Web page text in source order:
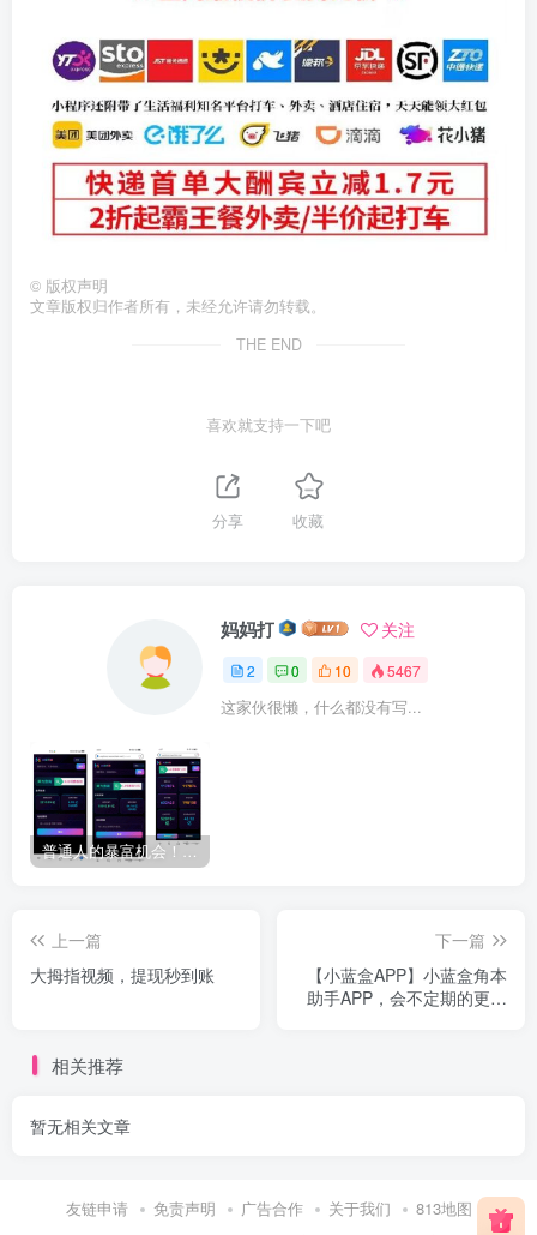
© 版权声明
文章版权归作者所有，未经允许请勿转载。
THE END
喜欢就支持一下吧
分享 收藏
妈妈打 关注
2 0 10 5467
这家伙很懒，什么都没有写...
普通人的暴富机会！MarsChain火星公链，零门槛挖矿，越挖越赚不踩坑！
上一篇
大拇指视频，提现秒到账
下一篇
【小蓝盒APP】小蓝盒角本
助手APP，会不定期的更新
相关推荐
暂无相关文章
友链申请 免责声明 广告合作 关于我们 813地图